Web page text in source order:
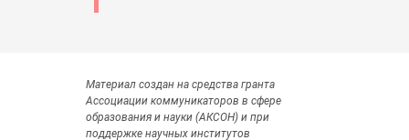
Материал создан на средства гранта
Ассоциации коммуникаторов в сфере
образования и науки (АКСОН) и при
поддержке научных институтов